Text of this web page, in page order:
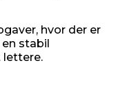
hvor der er
stabil
lettere.